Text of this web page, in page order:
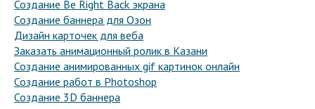
Создание Be Right Back экрана
Создание баннера для Озон
Дизайн карточек для веба
Заказать анимационный ролик в Казани
Создание анимированных gif картинок онлайн
Создание работ в Photoshop
Создание 3D баннера